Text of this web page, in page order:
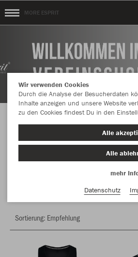
MORE ESPRIT
Herzlich Willkommen im
ESPRIT
Wir verwenden Cookies
Durch die Analyse der Besucherdaten
Inhalte anzeigen und unsere Website
zu den Cookies findest Du in den
Alle
Alle
mehr
Datenschutz